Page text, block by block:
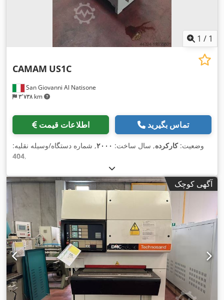
1 / 1
San Giovanni Al Natisone
۳٬۷۳۸ km
CAMAM US1C
اطلاعات قیمت تماس بگیرید
وضعیت:کارکرده, سال ساخت: ۲۰۰۰, شماره دستگاه/وسیله نقلیه:
404,
آگهی کوچک